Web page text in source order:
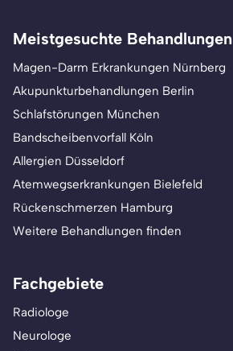
Meistgesuchte Behandlungen
Magen-Darm Erkrankungen Nürnberg
Akupunkturbehandlungen Berlin
Schlafstörungen München
Bandscheibenvorfall Köln
Allergien Düsseldorf
Atemwegserkrankungen Bielefeld
Rückenschmerzen Hamburg
Weitere Behandlungen finden
Fachgebiete
Radiologe
Neurologe